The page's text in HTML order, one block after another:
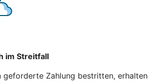
im Streitfall
geforderte Zahlung bestritten, erhalten